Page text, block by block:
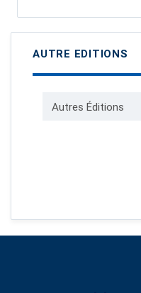
AUTRE EDITIONS
Autres Éditions